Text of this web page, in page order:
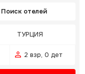
Поиск отелей
ТУРЦИЯ
2 взр, 0 дет